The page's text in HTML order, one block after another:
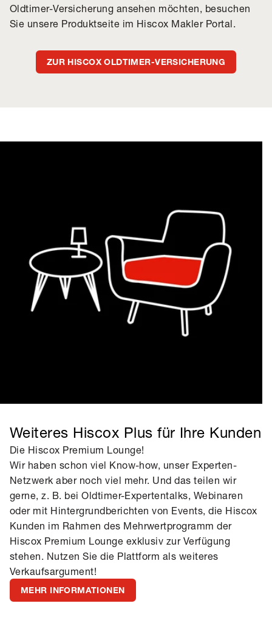
Oldtimer-Versicherung ansehen möchten, besuchen
Sie unsere Produktseite im Hiscox Makler Portal.
ZUR HISCOX OLDTIMER-VERSICHERUNG
Weiteres Hiscox Plus für Ihre Kunden
Die Hiscox Premium Lounge!
Wir haben schon viel Know-how, unser Experten-
Netzwerk aber noch viel mehr. Und das teilen wir
gerne, z. B. bei Oldtimer-Expertentalks, Webinaren
oder mit Hintergrundberichten von Events, die Hiscox
Kunden im Rahmen des Mehrwertprogramm der
Hiscox Premium Lounge exklusiv zur Verfügung
stehen. Nutzen Sie die Plattform als weiteres
Verkaufsargument!
MEHR INFORMATIONEN